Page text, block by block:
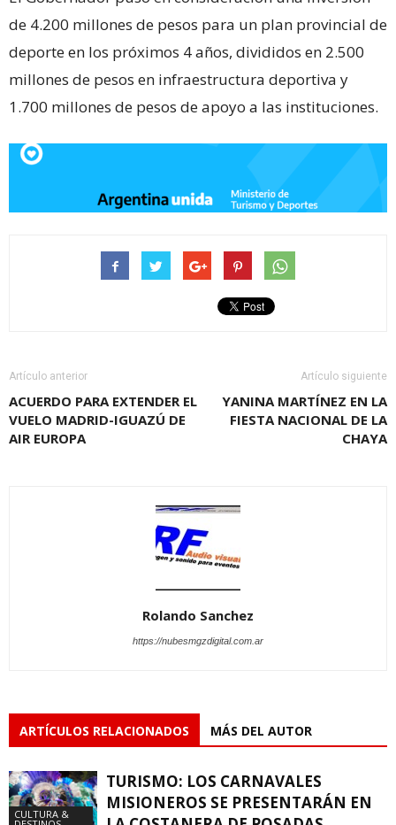
de 4.200 millones de pesos para un plan provincial de
deporte en los próximos 4 años, divididos en 2.500
millones de pesos en infraestructura deportiva y
1.700 millones de pesos de apoyo a las instituciones.
Artículo anterior
ACUERDO PARA EXTENDER EL
VUELO MADRID-IGUAZÚ DE
AIR EUROPA
Artículo siguiente
YANINA MARTÍNEZ EN LA
FIESTA NACIONAL DE LA
CHAYA
Rolando Sanchez
https://nubesmgzdigital.com.ar
ARTÍCULOS RELACIONADOS MÁS DEL AUTOR
CULTURA &
TURISMO: LOS CARNAVALES
MISIONEROS SE PRESENTARÁN EN